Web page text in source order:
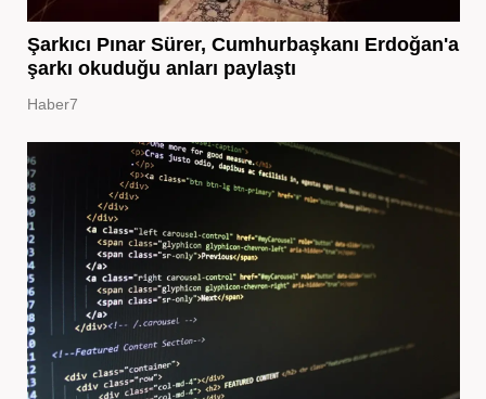
Şarkıcı Pınar Sürer, Cumhurbaşkanı Erdoğan'a
şarkı okuduğu anları paylaştı
Haber7